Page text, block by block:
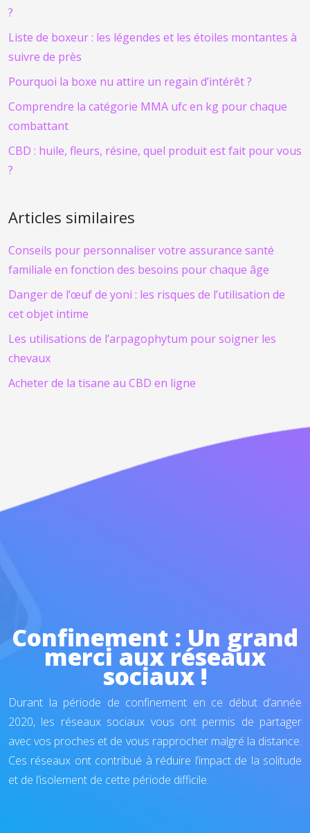
?
Liste de boxeur : les légendes et les étoiles montantes à
suivre de près
Pourquoi la boxe nu attire un regain d’intérêt ?
Comprendre la catégorie MMA ufc en kg pour chaque
combattant
CBD : huile, fleurs, résine, quel produit est fait pour vous
?
Articles similaires
Conseils pour personnaliser votre assurance santé
familiale en fonction des besoins pour chaque âge
Danger de l’œuf de yoni : les risques de l’utilisation de
cet objet intime
Les utilisations de l’arpagophytum pour soigner les
chevaux
Acheter de la tisane au CBD en ligne
Confinement : Un grand
merci aux réseaux
sociaux !
Durant la période de confinement en ce début d’année
2020, les réseaux sociaux vous ont permis de partager
avec vos proches et de vous rapprocher malgré la distance.
Ces réseaux ont contribué à réduire l’impact de la solitude
et de l’isolement de cette période difficile.